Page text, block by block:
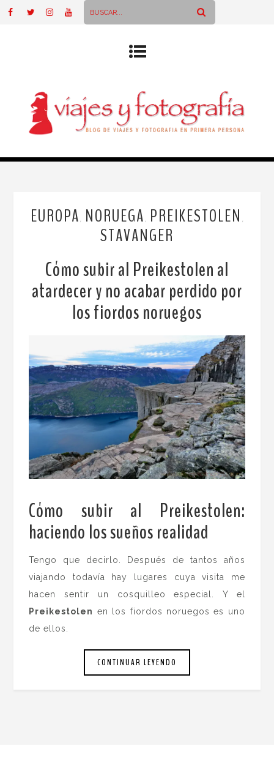
EUROPA NORUEGA PREIKESTOLEN
STAVANGER
Cómo subir al Preikestolen al
atardecer y no acabar perdido por
los fiordos noruegos
Cómo subir al Preikestolen:
haciendo los sueños realidad
Tengo que decirlo. Después de tantos años
viajando todavía hay lugares cuya visita me
hacen sentir un cosquilleo especial. Y el
Preikestolen en los fiordos noruegos es uno
de ellos.
CONTINUAR LEYENDO